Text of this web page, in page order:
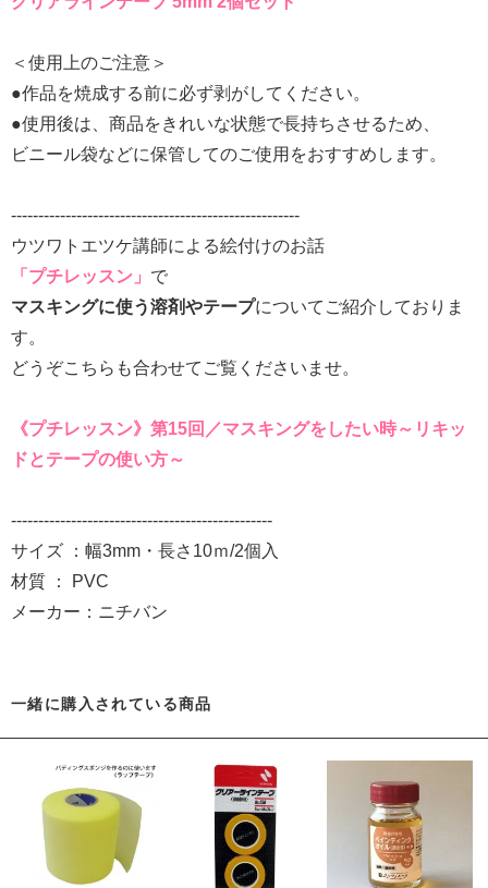
＜使用上のご注意＞
●作品を焼成する前に必ず剥がしてください。
●使用後は、商品をきれいな状態で長持ちさせるため、
ビニール袋などに保管してのご使用をおすすめします。
-----------------------------------------------------
ウツワトエツケ講師による絵付けのお話
「プチレッスン」 で
マスキングに使う溶剤やテープについてご紹介しておりま
す。
どうぞこちらも合わせてご覧くださいませ。
《プチレッスン》第15回／マスキングをしたい時～リキッ
ドとテープの使い方～
------------------------------------------------
サイズ ：幅3mm・長さ10ｍ/2個入
材質 ： PVC
メーカー：ニチバン
一緒に購入されている商品